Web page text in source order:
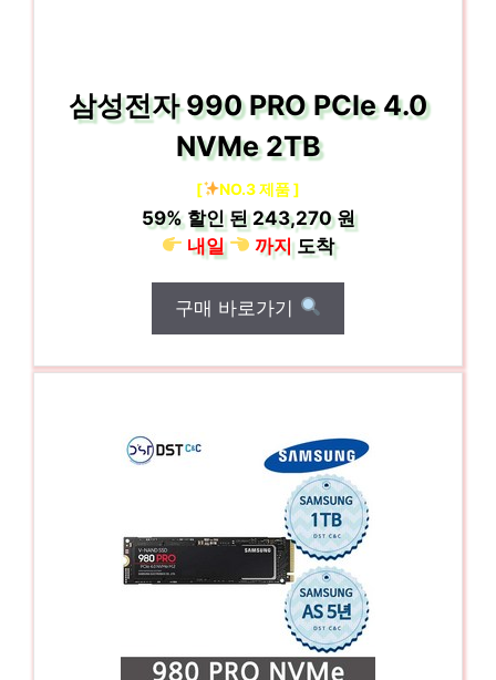
삼성전자 990 PRO PCIe 4.0
NVMe 2TB
[ NO.3 제품 ]
59%할인 된243,270 원
내일
까지도착
구매 바로가기